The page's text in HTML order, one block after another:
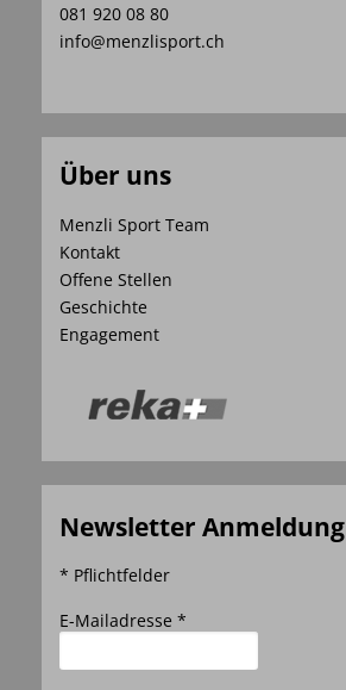
081 920 08 80
info@menzlisport.ch
Über uns
Menzli Sport Team
Kontakt
Offene Stellen
Geschichte
Engagement
Newsletter Anmeldung
* Pflichtfelder
E-Mailadresse *